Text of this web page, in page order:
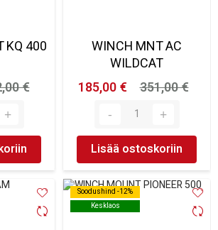
KQ 400
€
WINCH MNT AC
WILDCAT
185,00 €
351,00 €
Lisää ostoskoriin
Soodushind -12%
Kesklaos
Soodushind -12%
Kesklaos